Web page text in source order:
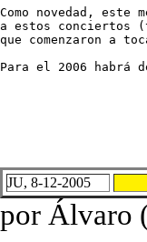
Como novedad,
a estos conciertos
que comenzaron a
Para el 2006 habrá
JU, 8-12-2005
por Álvaro